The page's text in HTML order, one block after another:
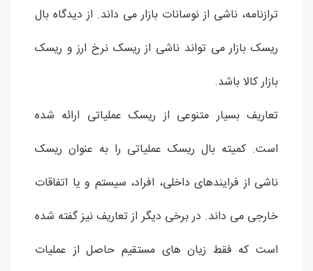
ترازنامه، ناشی از نوسانات بازار می داند. از دیدگاه بال
ریسک بازار می تواند ناشی از ریسک نرخ ارز و ریسک
بازار کالا باشد.
تعاریف بسیار متنوعی از ریسک عملیاتی ارائه شده
است. کمیته بال ریسک عملیاتی را به عنوان ریسک
ناشی از فرایندهای داخلی، افراد، سیستم و یا اتفاقات
خارجی می داند. در برخی دیگر از تعاریف نیز گفته شده
است که فقط زیان های مستقیم حاصل از عملیات